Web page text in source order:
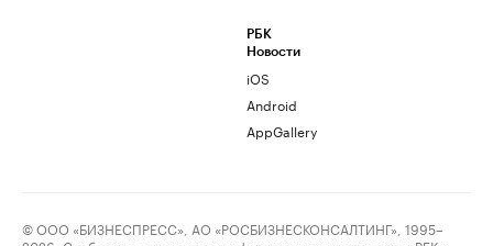
РБК
Новости
iOS
Android
AppGallery
© ООО «БИЗНЕСПРЕСС», АО «РОСБИЗНЕСКОНСАЛТИНГ», 1995–